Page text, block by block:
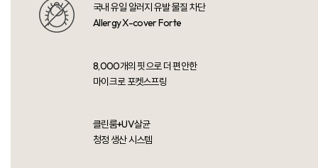
국내 유일 알러지 유발 물질 차단
Allergy X-cover Forte
8,000개의 핏으로 더 편안한
마이크로 포켓스프링
클린룸+UV살균
청정 생산 시스템